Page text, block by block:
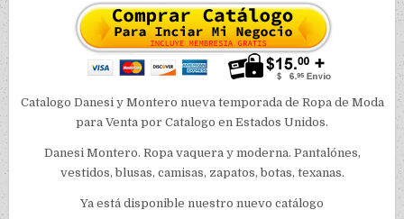
Catalogo Danesi y Montero nueva temporada de Ropa de Moda
para Venta por Catalogo en Estados Unidos.
Danesi Montero. Ropa vaquera y moderna. Pantalónes,
vestidos, blusas, camisas, zapatos, botas, texanas.
Ya está disponible nuestro nuevo catálogo